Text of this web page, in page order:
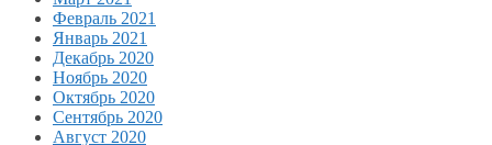
Февраль 2021
Январь 2021
Декабрь 2020
Ноябрь 2020
Октябрь 2020
Сентябрь 2020
Август 2020